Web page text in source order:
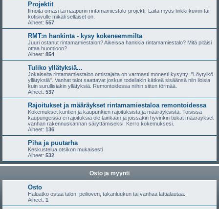
Projektit
Ilmoita omasi tai naapurin rintamamiestalo-projekti. Laita myös linkki kuviin tai
kotisivulle mikäli sellaiset on.
Aiheet: 557
RMT:n hankinta - kysy kokeneemmilta
Juuri ostanut rintamamiestalon? Aikeissa hankkia rintamamiestalo? Mitä pitäisi
ottaa huomioon?
Aiheet: 854
Tuliko yllätyksiä...
Jokaiselta rintamamiestalon omistajalta on varmasti monesti kysytty: "Löytyikö
yllätyksiä". Vanhat talot saattavat joskus todellakin kätkeä sisäänsä niin iloisia
kuin surullisiakin yllätyksiä. Remontoidessa niihin sitten törmää.
Aiheet: 537
Rajoitukset ja määräykset rintamamiestaloa remontoidessa
Kokemukset kuntien ja kaupunkien rajoituksista ja määräyksistä. Toisissa
kaupungeissa ei rajoituksia ole lainkaan ja joissakin hyvinkin tiukat määräykset
vanhan rakennuskannan säilyttämiseksi. Kerro kokemuksesi.
Aiheet: 136
Piha ja puutarha
Keskustelua otsikon mukaisesti
Aiheet: 532
Osto ja myynti
Osto
Haluatko ostaa talon, peilioven, takanluukun tai vanhaa lattialautaa.
Aiheet: 1